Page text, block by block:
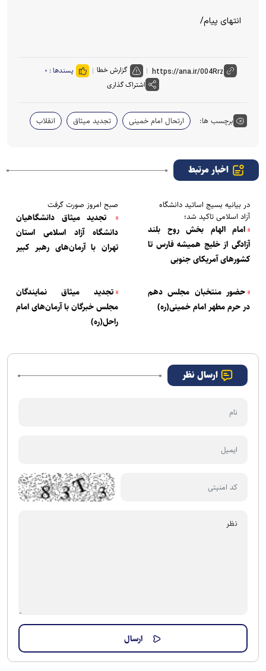
انتهای پیام/
گزارش خطا پسندها : ۰
اشتراک گذاری
برچسب ها: ارتحال امام خمینی تجدید میثاق انقلاب
اخبار مرتبط
در بیانیه بسیج اساتید دانشگاه
آزاد اسلامی تاکید شد؛
امام الهام بخش روح بلند
آزادگی از خلیج همیشه فارس تا
کشورهای آمریکای جنوبی
صبح امروز صورت گرفت
تجدید میثاق دانشگاهیان
دانشگاه آزاد اسلامی استان
تهران با آرمان‌های رهبر کبیر
حضور منتخبان مجلس دهم
در حرم مطهر امام خمینی(ره)
تجدید میثاق نمایندگان
مجلس خبرگان با آرمان‌های امام
راحل(ره)
ارسال نظر